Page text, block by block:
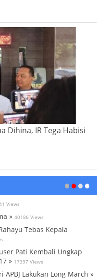
Dihina, IR Tega Habisi
Views
» 40186 Views
Tebas Kepala
Pati Kembali Ungkap
» 17397 Views
Lakukan Long March »